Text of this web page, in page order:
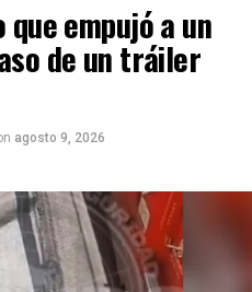
empujó a un
de un tráiler
agosto 9, 2026